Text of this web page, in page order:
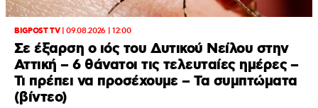
BIGPOST TV|09.08.2026 | 12:00
Σε έξαρση ο ιός του Δυτικού Νείλου στην
Αττική – 6 θάνατοι τις τελευταίες ημέρες –
Τι πρέπει να προσέχουμε – Τα συμπτώματα
(βίντεο)